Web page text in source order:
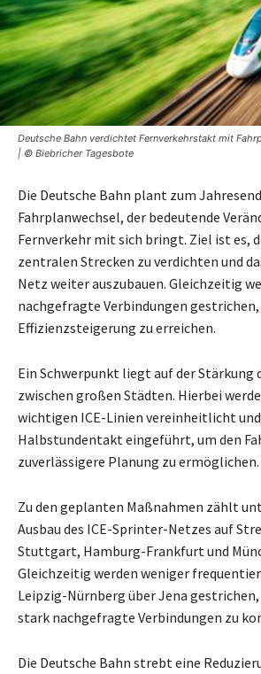
Deutsche Bahn verdichtet Fernverkehrstakt mit
| © Biebricher Tagesbote
Die Deutsche Bahn plant zum
Fahrplanwechsel, der bedeutende
Fernverkehr mit sich bringt. Ziel ist es,
zentralen Strecken zu verdichten und
Netz weiter auszubauen. Gleichzeitig
nachgefragte Verbindungen gestrichen,
Effizienzsteigerung zu erreichen.
Ein Schwerpunkt liegt auf der Stärkung
zwischen großen Städten. Hierbei
wichtigen ICE-Linien vereinheitlicht
Halbstundentakt eingeführt, um den
zuverlässigere Planung zu ermöglichen.
Zu den geplanten Maßnahmen zählt
Ausbau des ICE-Sprinter-Netzes auf
Stuttgart, Hamburg-Frankfurt und
Gleichzeitig werden weniger
Leipzig-Nürnberg über Jena
stark nachgefragte Verbindungen zu
Die Deutsche Bahn strebt eine